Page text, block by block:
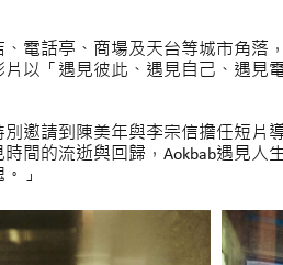
電話亭、商場及天台等城市角落
以「遇見彼此、遇見自己、遇見
邀請到陳美年與李宗信擔任短
間的流逝與回歸，Aokbab遇見
」